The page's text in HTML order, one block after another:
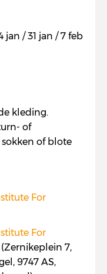
jan / 31 jan / 7 feb
kleding.
of
of blote
For
For
(Zernikeplein 7,
9747 AS,